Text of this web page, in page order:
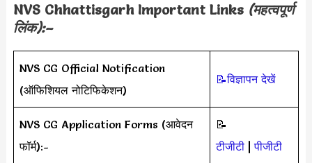
NVS Chhattisgarh Important Links (महत्वपूर्ण
लिंक):–
NVS CG Official Notification
(ऑफिशियल नोटिफिकेशन)
📝विज्ञापन देखें
NVS CG Application Forms (आवेदन
फॉर्म):-
📝
टीजीटी| पीजीटी